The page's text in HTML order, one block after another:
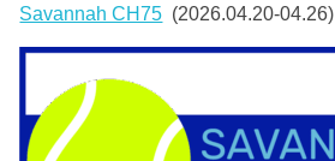
Savannah CH75 (2026.04.20-04.26)